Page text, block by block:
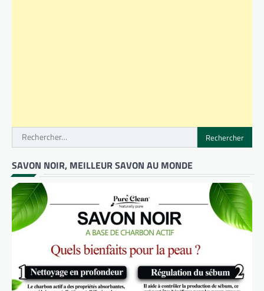
Rechercher :
SAVON NOIR, MEILLEUR SAVON AU MONDE